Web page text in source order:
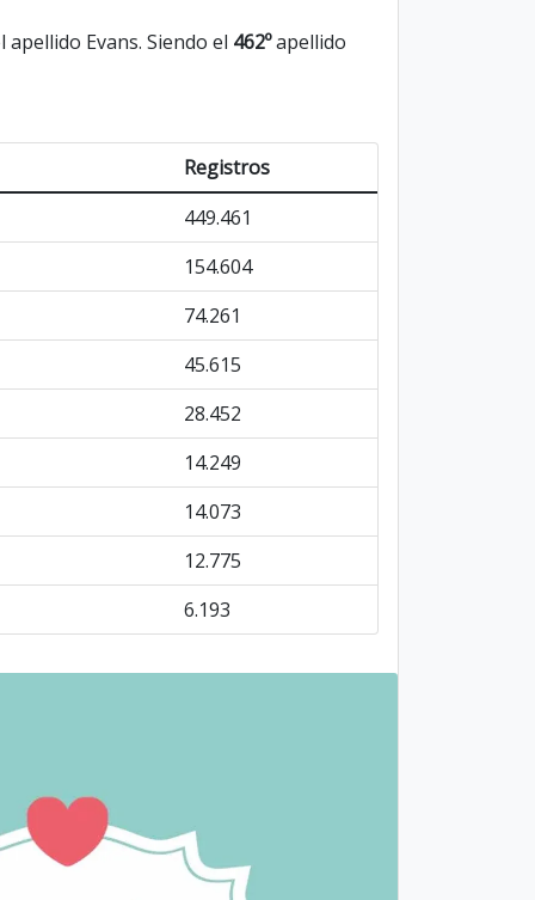
Evans. Siendo el 462ºapellido
Registros
449.461
154.604
74.261
45.615
28.452
14.249
14.073
12.775
6.193